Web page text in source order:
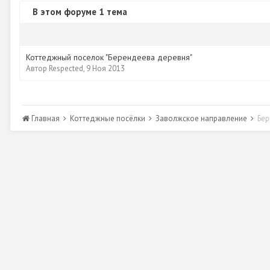
В этом форуме 1 тема
Коттеджный поселок "Берендеева деревня"
Автор Respected, 9 Ноя 2013
Главная Коттеджные посёлки Заволжское направление